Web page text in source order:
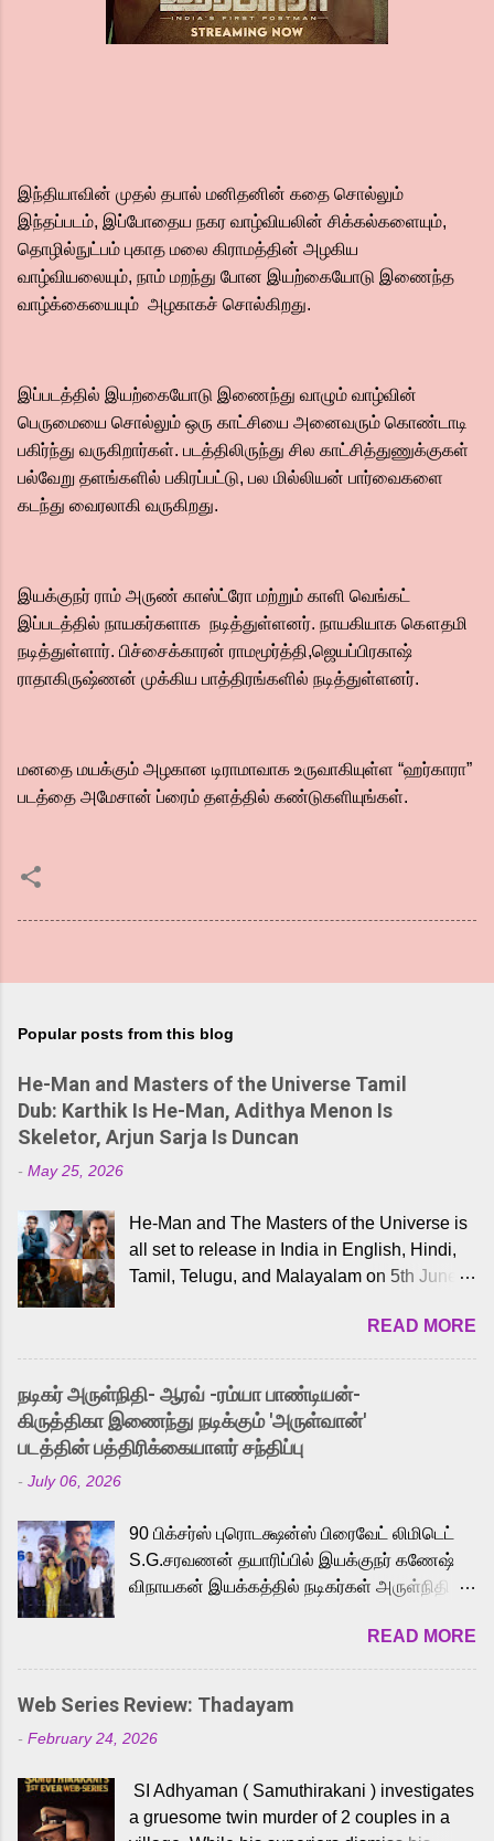
இந்தியாவின் முதல் தபால் மனிதனின் கதை சொல்லும்
இந்தப்படம், இப்போதைய நகர வாழ்வியலின் சிக்கல்களையும்,
தொழில்நுட்பம் புகாத மலை கிராமத்தின் அழகிய
வாழ்வியலையும், நாம் மறந்து போன இயற்கையோடு இணைந்த
வாழ்க்கையையும் அழகாகச் சொல்கிறது.
இப்படத்தில் இயற்கையோடு இணைந்து வாழும் வாழ்வின்
பெருமையை சொல்லும் ஒரு காட்சியை அனைவரும் கொண்டாடி
பகிர்ந்து வருகிறார்கள். படத்திலிருந்து சில காட்சித்துணுக்குகள்
பல்வேறு தளங்களில் பகிரப்பட்டு, பல மில்லியன் பார்வைகளை
கடந்து வைரலாகி வருகிறது.
இயக்குநர் ராம் அருண் காஸ்ட்ரோ மற்றும் காளி வெங்கட்
இப்படத்தில் நாயகர்களாக நடித்துள்ளனர். நாயகியாக கௌதமி
நடித்துள்ளார். பிச்சைக்காரன் ராமமூர்த்தி,ஜெயப்பிரகாஷ்
ராதாகிருஷ்ணன் முக்கிய பாத்திரங்களில் நடித்துள்ளனர்.
மனதை மயக்கும் அழகான டிராமாவாக உருவாகியுள்ள “ஹர்காரா”
படத்தை அமேசான் ப்ரைம் தளத்தில் கண்டுகளியுங்கள்.
Popular posts from this blog
He-Man and Masters of the Universe Tamil
Dub: Karthik Is He-Man, Adithya Menon Is
Skeletor, Arjun Sarja Is Duncan
- May 25, 2026
He-Man and The Masters of the Universe is
all set to release in India in English, Hindi,
Tamil, Telugu, and Malayalam on 5th June,
received a lot of love from cult He-Man fans
and offered audiences an exciting glimpse
into the world of Eternia, the recently
released Tamil trailer has also generated
strong excitement among Tamil audiences.
Adding to the growing buzz is the film’s
to the iconic superhero He-Man. Known for
memorable songs like “Behene De” from
Raavan, “Oru Maalai” from Ghajini, and
loved for his versatile voice and strong
command over multiple languages, making
him a strong fit for the legendary character.
cinema, voices the menacing Skeletor
across the Tamil, Malayalam, and Telugu
versions. Joining them is Action King Arjun...
READ MORE
நடிகர் அருள்நிதி- ஆரவ் -ரம்யா பாண்டியன்-
கிருத்திகா இணைந்து நடிக்கும் 'அருள்வான்'
படத்தின் பத்திரிக்கையாளர் சந்திப்பு
- July 06, 2026
90 பிக்சர்ஸ் புரொடக்ஷன்ஸ் பிரைவேட் லிமிடெட்
S.G.சரவணன் தயாரிப்பில் இயக்குநர் கணேஷ்
விநாயகன் இயக்கத்தில் நடிகர்கள் அருள்நிதி -
முக்கிய வேடத்தில் இணைந்து நடித்திருக்கும்
'அருள்வான்' திரைப்படத்தினை
பத்திரிக்கையாளர் சந்திப்பு சென்னையில்
நடைபெற்றது. இயக்குநர் கணேஷ் விநாயகன்
இயக்கத்தில் உருவாகியுள்ள 'அருள்வான்'
வெங்கட், ரம்யா பாண்டியன், வி டி வி கணேஷ் ,
ஜான் விஜய், பேபி கிருத்திகா, 'பருத்திவீரன்'
READ MORE
Web Series Review: Thadayam
- February 24, 2026
SI Adhyaman ( Samuthirakani ) investigates
a gruesome twin murder of 2 couples in a